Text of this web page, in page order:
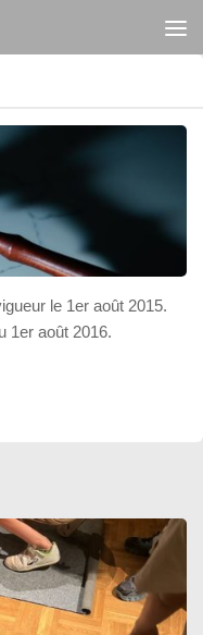
le 1er août 2015.
1er août 2016.